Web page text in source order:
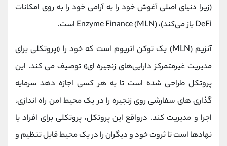
(زیرا دنیای اصلی آغوش خود را به آرامی خود را به روی امکانات
DeFi باز می‌کند)، Enzyme Finance (MLN) است.
آنزیم (MLN) یک توکن اتریوم است که خود را «پروتکلی برای
مدیریت غیرمتمرکز دارایی‌های زنجیره‌ ای» توصیف می‌ کند. این
پروتکل طراحی شده است تا به هر کسی اجازه دهد سرمایه
گذاری های سفارشی روی زنجیره را در یک محیط امن راه اندازی،
اجرا و مدیریت کند. درواقع این پروتکل، پروتکلی برای افراد یا
نهادها است تا ثروت خود و دیگران را در یک محیط قابل تنظیم و